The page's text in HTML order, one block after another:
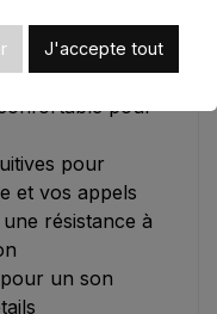
pour
pour
et vos appels
résistance à
un son
J'accepte tout